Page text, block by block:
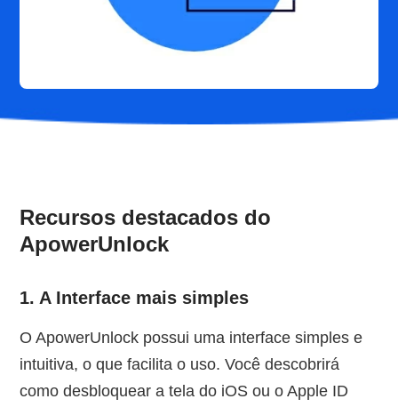
Recursos destacados do
ApowerUnlock
1. A Interface mais simples
O ApowerUnlock possui uma interface simples e
intuitiva, o que facilita o uso. Você descobrirá
como desbloquear a tela do iOS ou o Apple ID